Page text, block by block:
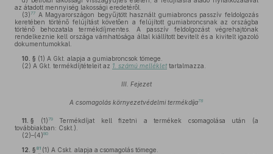
az átadott mennyiség lakossági eredetéről.
(3)77 A Magyarországon begyűjtött használt gumiabroncs passzív feldolgozás
keretében történő felújítást követően a felújított gumiabroncsnak az országba
történő behozatala termékdíjmentes. A passzív feldolgozást végrehajtónak
rendelkeznie kell országa vámhatósága által kiállított bevitelt és a kivitelt igazoló
dokumentumokkal.
10. § (1) A Gkt. alapja a gumiabroncsok tömege.
(2) A Gkt. termékdíjtételeit az 1. számú melléklettartalmazza.
III. Fejezet
A csomagolás környezetvédelmi termékdíja78
11. § (1)79Termékdíjat kell fizetni a termékek csomagolása után (a
továbbiakban: Cskt.).
(2)–(4)80
12. § 81 (1) A Cskt. alapja a csomagolás tömege.